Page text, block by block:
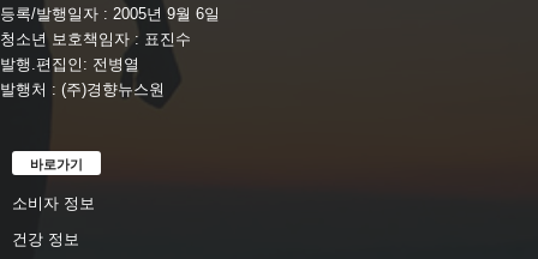
등록/발행일자 : 2005년 9월 6일
청소년 보호책임자 : 표진수
발행.편집인: 전병열
발행처 : (주)경향뉴스원
바로가기
소비자 정보
건강 정보